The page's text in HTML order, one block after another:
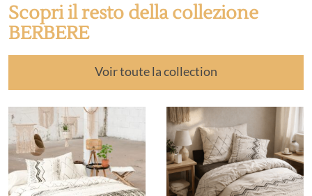
Scopri il resto della collezione
BERBERE
Voir toute la collection